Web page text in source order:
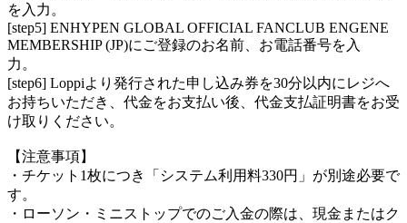
を入力。
[step5] ENHYPEN GLOBAL OFFICIAL FANCLUB ENGENE
MEMBERSHIP (JP)にご登録のお名前、お電話番号を入
力。
[step6] Loppiより発行された申し込み券を30分以内にレジへ
お持ちいただき、代金をお支払い後、代金支払証明書をお受
け取りください。
【注意事項】
・チケット1枚につき「システム利用料330円」が別途必要で
す。
・ローソン・ミニストップでのご入金の際は、現金またはク